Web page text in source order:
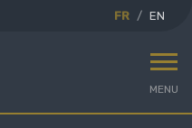
FR EN
MENU